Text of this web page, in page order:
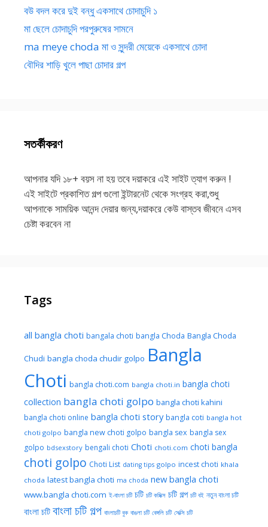
বউ বদল করে দুই বন্ধু একসাথে চোদাচুদি ১
মা ছেলে চোদাচুদি পরপুরুষের সামনে
ma meye choda মা ও সুন্দরী মেয়েকে একসাথে চোদা
বৌদির শাড়ি খুলে পাছা চোদার গল্প
সতর্কীকরণ
আপনার যদি ১৮+ বয়স না হয় তবে দয়াকরে এই সাইট ত্যাগ করুন !
এই সাইটে প্রকাশিত গল্প গুলো ইন্টারনেট থেকে সংগ্রহ করা,শুধু
আপনাকে সাময়িক আনন্দ দেয়ার জন্য,দয়াকরে কেউ বাস্তব জীবনে এসব
চেষ্টা করবেন না
Tags
all bangla choti bangala choti bangla Choda Bangla Choda
Chudi bangla choda chudir golpo Bangla
Choti bangla choti.com bangla choti.in bangla choti
collection bangla choti golpo bangla choti kahini
bangla choti online bangla choti story bangla coti bangla hot
choti golpo bangla new choti golpo bangla sex bangla sex
golpo bdsexstory bengali choti Choti choti.com choti bangla
choti golpo Choti List dating tips golpo incest choti khala
choda latest bangla choti ma choda new bangla choti
www.bangla choti.com ই-বাংলা চটি চটি চটি কমিক্স চটি গল্প চটি বই নতুন বাংলা চটি
বাংলা চটি বাংলা চটি গল্প বাংলাচটি বুক বাঙলা চটি বেঙ্গলি চটি সেক্সি চটি